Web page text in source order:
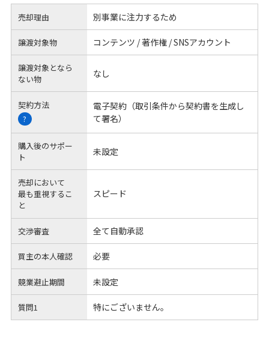
売却理由 別事業に注力するため
譲渡対象物 コンテンツ / 著作権 / SNSアカウント
譲渡対象となら
ない物
なし
契約方法
?
電子契約（取引条件から契約書を生成し
て署名）
購入後のサポー
ト
未設定
売却において
最も重視するこ
と
スピード
交渉審査 全て自動承認
買主の本人確認 必要
競業避止期間 未設定
質問1 特にございません。